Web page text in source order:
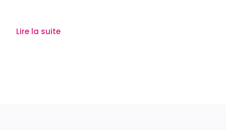
Lire la suite